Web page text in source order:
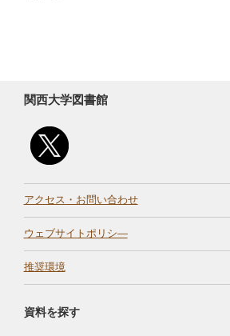
関西大学図書館
アクセス・お問い合わせ
ウェブサイトポリシ―
推奨環境
資料を探す